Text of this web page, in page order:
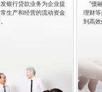
银行贷款业务为企业提
生产和经营的流动资金
"债
理财
到高